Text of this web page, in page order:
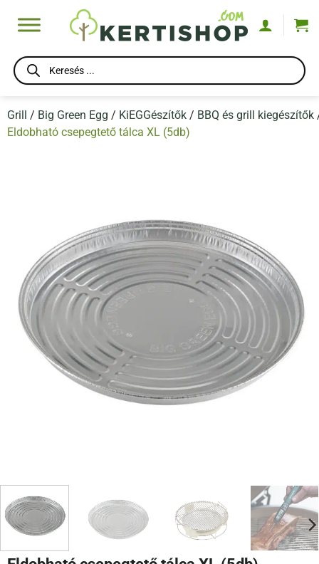
Products
search
Grill / Big Green Egg / KiEGGészítők / BBQ és grill kiegészítők
Eldobható csepegtető tálca XL (5db)